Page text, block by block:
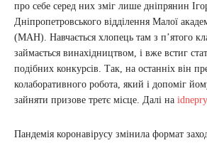
про себе серед них зміг лише дніпрянин
Дніпропетровського відділення Малої
(МАН). Навчається хлопець там з п’ятого
займається винахідництвом, і вже встиг
подібних конкурсів. Так, на останніх він
колаборативного робота, який і допоміг
зайняти призове третє місце. Далі на
Пандемія коронавірусу змінила формат